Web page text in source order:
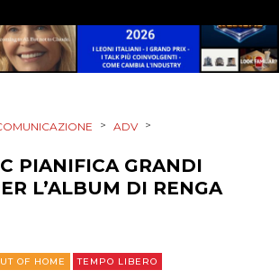
> ADV >
PIANIFICA GRANDI
L’ALBUM DI RENGA
OF HOME TEMPO LIBERO